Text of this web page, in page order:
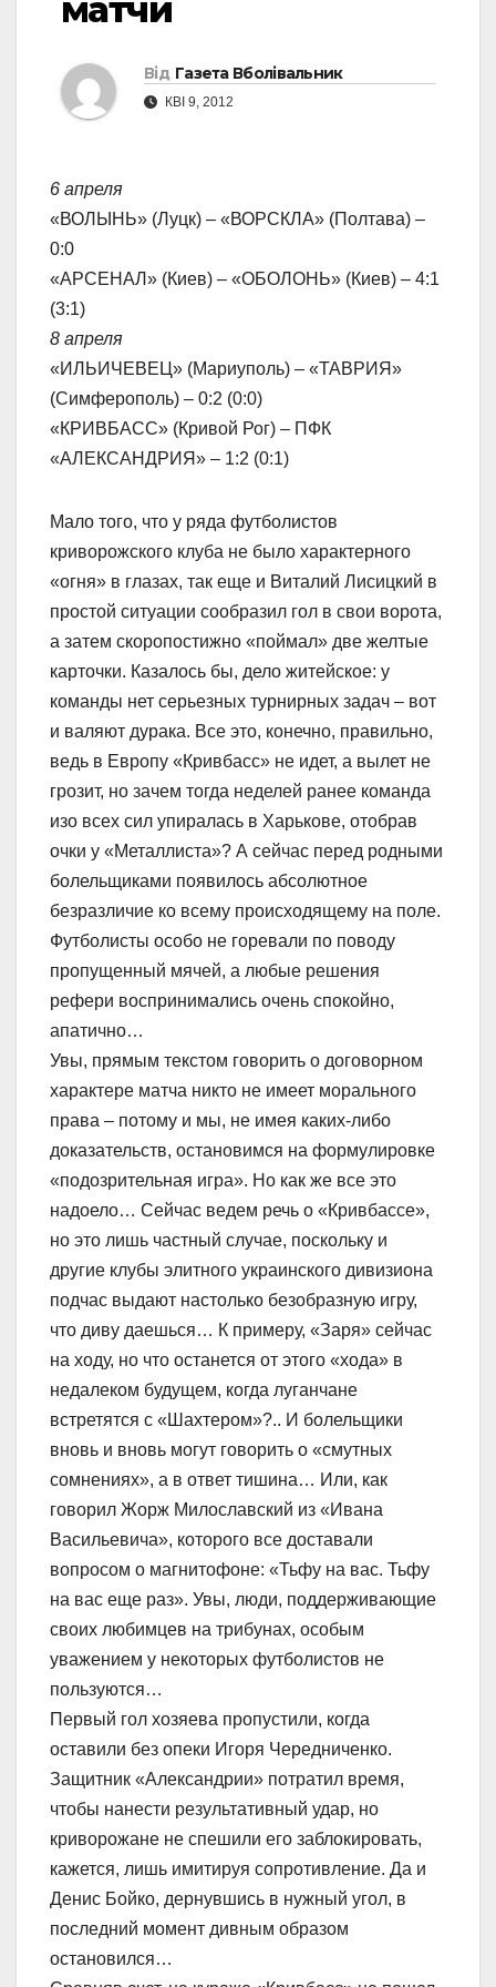
матчи
Від Газета Вболівальник
КВІ 9, 2012
6 апреля
«ВОЛЫНЬ» (Луцк) – «ВОРСКЛА» (Полтава) –
0:0
«АРСЕНАЛ» (Киев) – «ОБОЛОНЬ» (Киев) – 4:1
(3:1)
8 апреля
«ИЛЬИЧЕВЕЦ» (Мариуполь) – «ТАВРИЯ»
(Симферополь) – 0:2 (0:0)
«КРИВБАСС» (Кривой Рог) – ПФК
«АЛЕКСАНДРИЯ» – 1:2 (0:1)
Мало того, что у ряда футболистов
криворожского клуба не было характерного
«огня» в глазах, так еще и Виталий Лисицкий в
простой ситуации сообразил гол в свои ворота,
а затем скоропостижно «поймал» две желтые
карточки. Казалось бы, дело житейское: у
команды нет серьезных турнирных задач – вот
и валяют дурака. Все это, конечно, правильно,
ведь в Европу «Кривбасс» не идет, а вылет не
грозит, но зачем тогда неделей ранее команда
изо всех сил упиралась в Харькове, отобрав
очки у «Металлиста»? А сейчас перед родными
болельщиками появилось абсолютное
безразличие ко всему происходящему на поле.
Футболисты особо не горевали по поводу
пропущенный мячей, а любые решения
рефери воспринимались очень спокойно,
апатично…
Увы, прямым текстом говорить о договорном
характере матча никто не имеет морального
права – потому и мы, не имея каких-либо
доказательств, остановимся на формулировке
«подозрительная игра». Но как же все это
надоело… Сейчас ведем речь о «Кривбассе»,
но это лишь частный случае, поскольку и
другие клубы элитного украинского дивизиона
подчас выдают настолько безобразную игру,
что диву даешься… К примеру, «Заря» сейчас
на ходу, но что останется от этого «хода» в
недалеком будущем, когда луганчане
встретятся с «Шахтером»?.. И болельщики
вновь и вновь могут говорить о «смутных
сомнениях», а в ответ тишина… Или, как
говорил Жорж Милославский из «Ивана
Васильевича», которого все доставали
вопросом о магнитофоне: «Тьфу на вас. Тьфу
на вас еще раз». Увы, люди, поддерживающие
своих любимцев на трибунах, особым
уважением у некоторых футболистов не
пользуются…
Первый гол хозяева пропустили, когда
оставили без опеки Игоря Чередниченко.
Защитник «Александрии» потратил время,
чтобы нанести результативный удар, но
криворожане не спешили его заблокировать,
кажется, лишь имитируя сопротивление. Да и
Денис Бойко, дернувшись в нужный угол, в
последний момент дивным образом
остановился…